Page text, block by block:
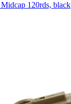
120rds, black